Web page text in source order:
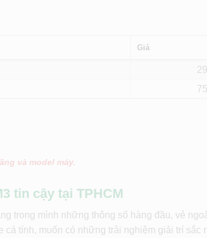
Giá
và model máy.
tin cậy tại TPHCM
trong mình những thông số hàng đầu, vẻ
tính, muốn có những trải nghiệm giải trí sắc